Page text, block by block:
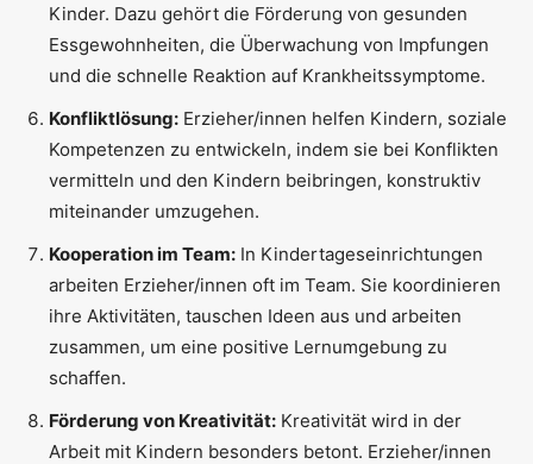
Kinder. Dazu gehört die Förderung von gesunden
Essgewohnheiten, die Überwachung von Impfungen
und die schnelle Reaktion auf Krankheitssymptome.
Konfliktlösung: Erzieher/innen helfen Kindern, soziale
Kompetenzen zu entwickeln, indem sie bei Konflikten
vermitteln und den Kindern beibringen, konstruktiv
miteinander umzugehen.
Kooperation im Team: In Kindertageseinrichtungen
arbeiten Erzieher/innen oft im Team. Sie koordinieren
ihre Aktivitäten, tauschen Ideen aus und arbeiten
zusammen, um eine positive Lernumgebung zu
schaffen.
Förderung von Kreativität: Kreativität wird in der
Arbeit mit Kindern besonders betont. Erzieher/innen